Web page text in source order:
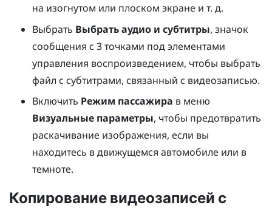
на изогнутом или плоском экране и т. д.
Выбрать Выбрать аудио и субтитры, значок
сообщения с 3 точками под элементами
управления воспроизведением, чтобы выбрать
файл с субтитрами, связанный с видеозаписью.
Включить Режим пассажира в меню
Визуальные параметры, чтобы предотвратить
раскачивание изображения, если вы
находитесь в движущемся автомобиле или в
темноте.
Копирование видеозаписей с